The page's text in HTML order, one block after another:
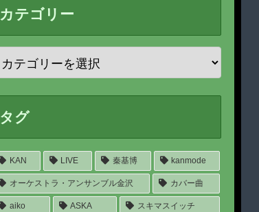
カテゴリー
タグ
KAN LIVE 秦基博 kanmode
オーケストラ・アンサンブル金沢 カバー曲
aiko ASKA スキマスイッチ